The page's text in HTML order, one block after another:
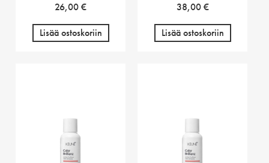
26,00€
Lisää ostoskoriin
38,00€
Lisää ostoskoriin